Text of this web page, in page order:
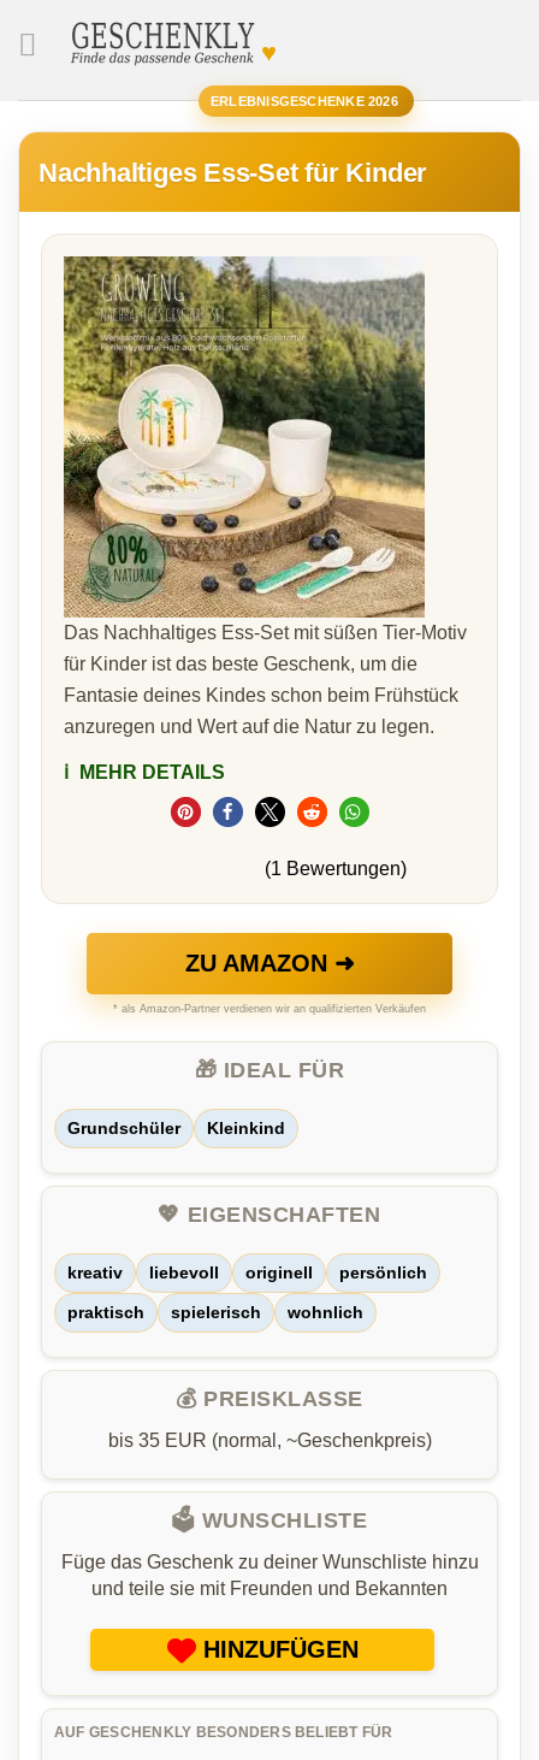
ERLEBNISGESCHENKE 2026
♥
Nachhaltiges Ess-Set für Kinder
Das Nachhaltiges Ess-Set mit süßen Tier-Motiv
für Kinder ist das beste Geschenk, um die
Fantasie deines Kindes schon beim Frühstück
anzuregen und Wert auf die Natur zu legen.
ℹ️ MEHR DETAILS
(1 Bewertungen)
ZU AMAZON ➜
* als Amazon-Partner verdienen wir an qualifizierten Verkäufen
🎁 IDEAL FÜR
Grundschüler Kleinkind
💖 EIGENSCHAFTEN
kreativ liebevoll originell persönlich
praktisch spielerisch wohnlich
💰 PREISKLASSE
bis 35 EUR (normal, ~Geschenkpreis)
🗳️ WUNSCHLISTE
Füge das Geschenk zu deiner Wunschliste hinzu
und teile sie mit Freunden und Bekannten
HINZUFÜGEN
AUF GESCHENKLY BESONDERS BELIEBT FÜR